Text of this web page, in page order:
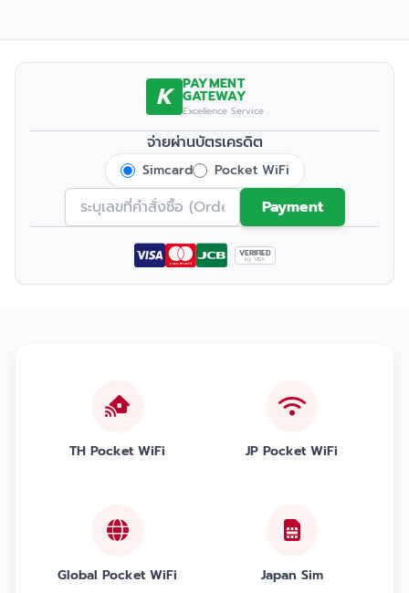
K PAYMENT
GATEWAY
Excellence Service
จ่ายผ่านบัตรเครดิต
Simcard Pocket WiFi
Payment
VERIFIED
by VISA
TH Pocket WiFi JP Pocket WiFi
Global Pocket WiFi Japan Sim